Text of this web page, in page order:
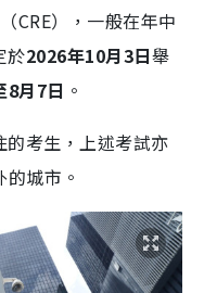
CRE），一般在年中
於2026年10月3日舉
8月7日 。
考生，上述考試亦
城市。